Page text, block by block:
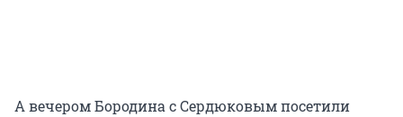
А вечером Бородина с Сердюковым посетили